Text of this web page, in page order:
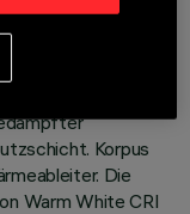
mit LEDs mit
Korpus
Die
Warm White CRI